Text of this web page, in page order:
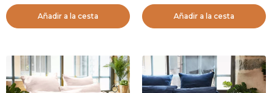
Añadir a la cesta Añadir a la cesta